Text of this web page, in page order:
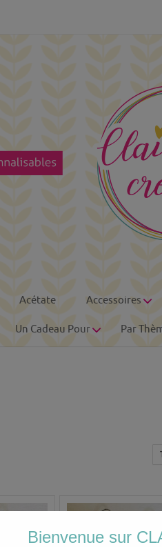
Acétate Accessoires
Un Cadeau Pour Par
Bienvenue sur